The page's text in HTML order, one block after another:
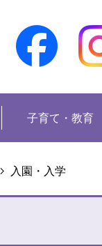
子育て・教育
入園・入学